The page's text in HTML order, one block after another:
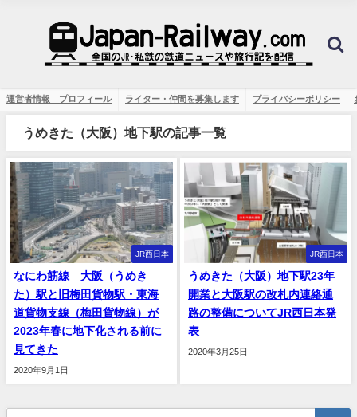
運営者情報 プロフィール ライター・仲間を募集します プライバシーポリシー
うめきた（大阪）地下駅の記事一覧
JR西日本
なにわ筋線 大阪（うめき
た）駅と旧梅田貨物駅・東海
道貨物支線（梅田貨物線）が
2023年春に地下化される前に
見てきた
2020年9月1日
JR西日本
うめきた（大阪）地下駅23年
開業と大阪駅の改札内連絡通
路の整備についてJR西日本発
表
2020年3月25日